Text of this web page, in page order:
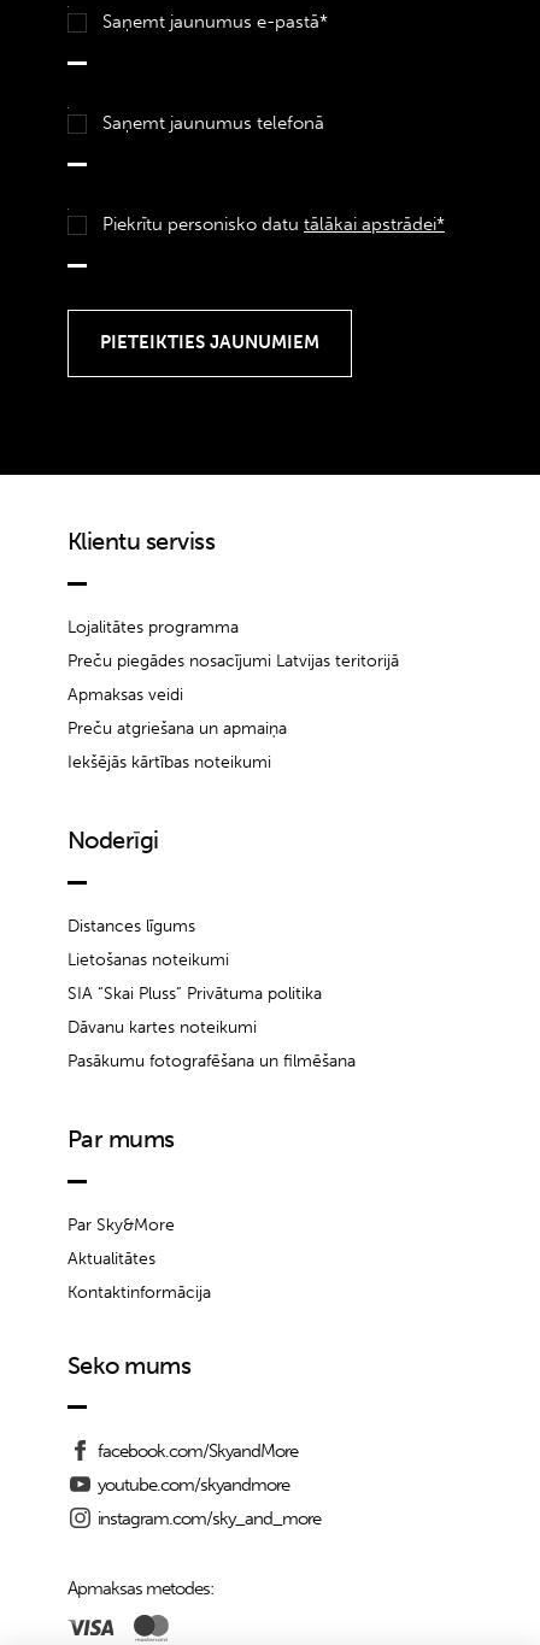
Saņemt jaunumus e-pastā*
Saņemt jaunumus telefonā
Piekrītu personisko datu tālākai apstrādei*
Klientu serviss
Lojalitātes programma
Preču piegādes nosacījumi Latvijas teritorijā
Apmaksas veidi
Preču atgriešana un apmaiņa
Iekšējās kārtības noteikumi
Noderīgi
Distances līgums
Lietošanas noteikumi
SIA “Skai Pluss” Privātuma politika
Dāvanu kartes noteikumi
Pasākumu fotografēšana un filmēšana
Par mums
Par Sky&More
Aktualitātes
Kontaktinformācija
Seko mums
facebook.com/SkyandMore
youtube.com/skyandmore
instagram.com/sky_and_more
Apmaksas metodes: